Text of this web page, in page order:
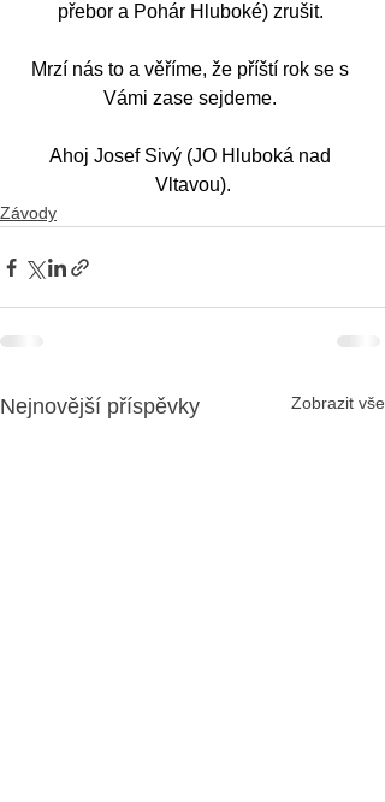
přebor a Pohár Hluboké) zrušit.
Mrzí nás to a věříme, že příští rok se s
Vámi zase sejdeme.
Ahoj Josef Sivý (JO Hluboká nad
Vltavou).
Závody
Nejnovější příspěvky Zobrazit vše